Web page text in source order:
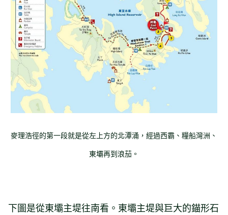
麥理浩徑的第一段就是從左上方的北潭涌，經過西霸、糧船灣洲、
東壩再到浪茄。
下圖是從東壩主堤往南看。東壩主堤與巨大的錨形石